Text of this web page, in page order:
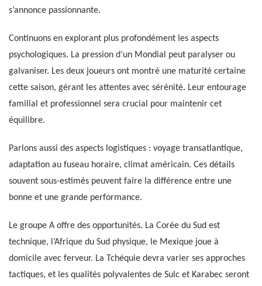
s’annonce passionnante.
Continuons en explorant plus profondément les aspects
psychologiques. La pression d’un Mondial peut paralyser ou
galvaniser. Les deux joueurs ont montré une maturité certaine
cette saison, gérant les attentes avec sérénité. Leur entourage
familial et professionnel sera crucial pour maintenir cet
équilibre.
Parlons aussi des aspects logistiques : voyage transatlantique,
adaptation au fuseau horaire, climat américain. Ces détails
souvent sous-estimés peuvent faire la différence entre une
bonne et une grande performance.
Le groupe A offre des opportunités. La Corée du Sud est
technique, l’Afrique du Sud physique, le Mexique joue à
domicile avec ferveur. La Tchéquie devra varier ses approches
tactiques, et les qualités polyvalentes de Sulc et Karabec seront